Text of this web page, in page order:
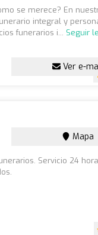
se merece? En
integral y
funerarios i... Seguir
Ver e-
Mapa
Servicio 24